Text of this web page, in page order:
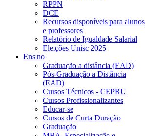
RPPN
DCE
Recursos disponíveis para alunos
e professores
Relatório de Igualdade Salarial
Eleições Unisc 2025
Ensino
Graduação a distância (EAD)
Pós-Graduação a Distância
(EAD)
Cursos Técnicos - CEPRU
Cursos Profissionalizantes
Educar-se
Cursos de Curta Duração
Graduação